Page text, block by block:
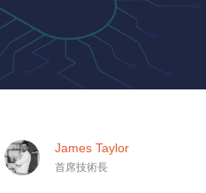
James Taylor
首席技術長